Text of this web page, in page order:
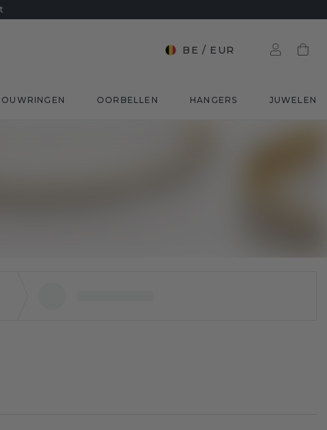
BE / EUR
OORBELLEN HANGERS JUWELEN